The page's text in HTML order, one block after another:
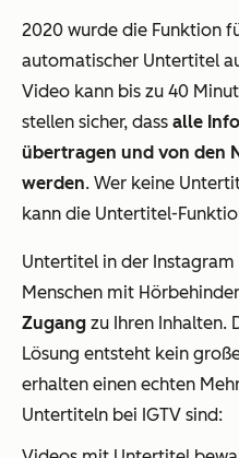
2020 wurde die Funktion
automatischer Untertitel
Video kann bis zu 40
stellen sicher, dass alle
übertragen und von den
werden. Wer keine
kann die Untertitel-
Untertitel in der
Menschen mit
Zugang zu Ihren Inhalten.
Lösung entsteht kein
erhalten einen echten
Untertiteln bei IGTV sind: